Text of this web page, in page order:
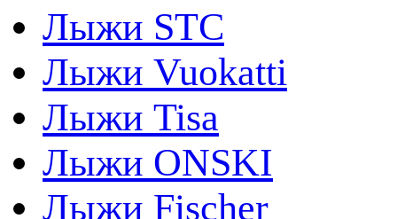
Лыжи STC
Лыжи Vuokatti
Лыжи Tisa
Лыжи ONSKI
Лыжи Fischer